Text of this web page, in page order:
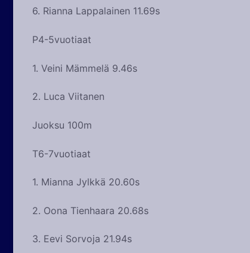
6. Rianna Lappalainen 11.69s
P4-5vuotiaat
1. Veini Mämmelä 9.46s
2. Luca Viitanen
Juoksu 100m
T6-7vuotiaat
1. Mianna Jylkkä 20.60s
2. Oona Tienhaara 20.68s
3. Eevi Sorvoja 21.94s